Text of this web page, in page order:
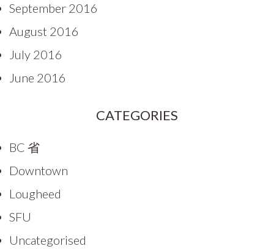
September 2016
August 2016
July 2016
June 2016
CATEGORIES
BC 省
Downtown
Lougheed
SFU
Uncategorised